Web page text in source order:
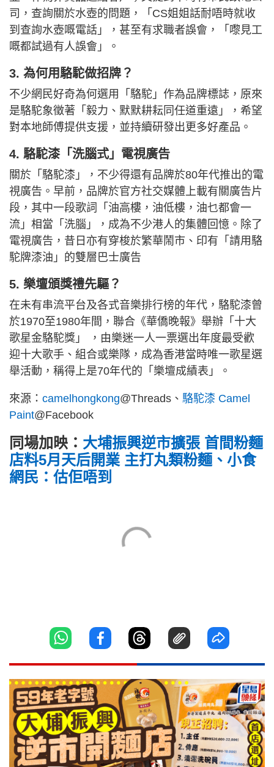
司，查詢關於水壺的問題，「CS姐姐話耐唔時就收
到查詢水壺嘅電話」，甚至有求職者誤會，「嚟見工
嘅都試過有人誤會」。
3. 為何用駱駝做招牌？
不少網民好奇為何選用「駱駝」作為品牌標誌，原來
是駱駝象徵著「毅力、默默耕耘同任道重遠」，希望
對本地師傅提供支援，並持續研發出更多好產品。
4. 駱駝漆「洗腦式」電視廣告
關於「駱駝漆」，不少得還有品牌於80年代推出的電
視廣告。早前，品牌於官方社交媒體上載有關廣告片
段，其中一段歌詞「油高樓，油低樓，油乜都會一
流」相當「洗腦」，成為不少港人的集體回憶。除了
電視廣告，昔日亦有穿梭於繁華鬧市、印有「請用駱
駝牌漆油」的雙層巴士廣告
5. 樂壇頒獎禮先驅？
在未有串流平台及各式音樂排行榜的年代，駱駝漆曾
於1970至1980年間，聯合《華僑晚報》舉辦「十大
歌星金駱駝獎」 ，由樂迷一人一票選出年度最受歡
迎十大歌手、組合或樂隊，成為香港當時唯一歌星選
舉活動，稱得上是70年代的「樂壇成績表」。
來源： camelhongkong@Threads、 駱駝漆 Camel
Paint@Facebook
同場加映： 大埔振興逆市擴張 首間粉麵
店料5月天后開業 主打丸類粉麵、小食
網民：估佢唔到